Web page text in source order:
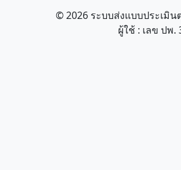
© 2026 ระบบส่งแบบประเมิน
ผู้ใช้ : เลข ปพ